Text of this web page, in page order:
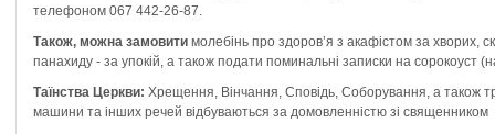
телефоном 067 442-26-87.
Також, можна замовити молебінь про здоров’я з акафістом за хворих,
панахиду - за упокій, а також подати поминальні записки на сорокоуст (на
Таїнства Церкви: Хрещення, Вінчання, Сповідь, Соборування, а також
машини та інших речей відбуваються за домовленністю зі священником